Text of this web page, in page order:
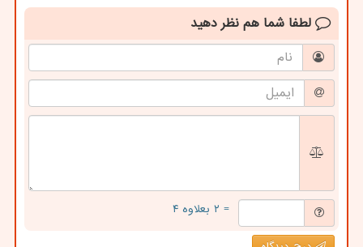
لطفا شما هم نظر دهید
= ۲ بعلاوه ۴